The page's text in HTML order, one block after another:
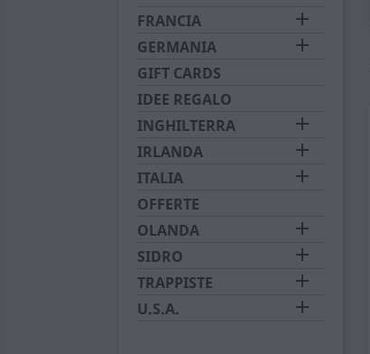
FRANCIA 
GERMANIA 
GIFT CARDS
IDEE REGALO
INGHILTERRA

IRLANDA 
ITALIA 
OFFERTE
OLANDA

SIDRO 
TRAPPISTE 
U.S.A. 